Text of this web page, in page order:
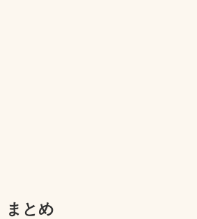
まとめ